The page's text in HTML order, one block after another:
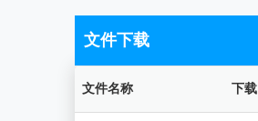
文件下载
文件名称 下载